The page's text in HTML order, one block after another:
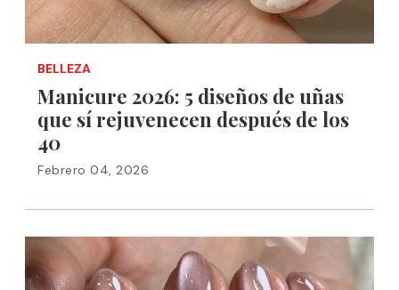
BELLEZA
Manicure 2026: 5 diseños de uñas
que sí rejuvenecen después de los
40
Febrero 04, 2026